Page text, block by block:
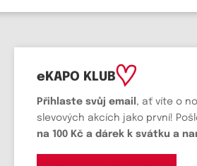
eKAPO KLUB
Přihlaste svůj email , ať víte o
slevových akcích jako první!
na 100 Kč a dárek k svátku a